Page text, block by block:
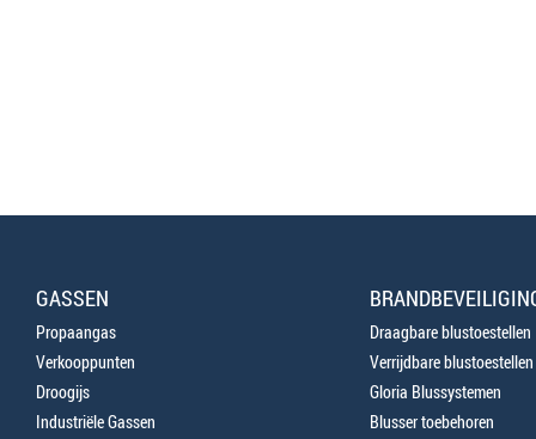
GASSEN
Propaangas
Verkooppunten
Droogijs
Industriële Gassen
Draagbare blustoestellen
Verrijdbare blustoestellen
Gloria Blussystemen
Blusser toebehoren